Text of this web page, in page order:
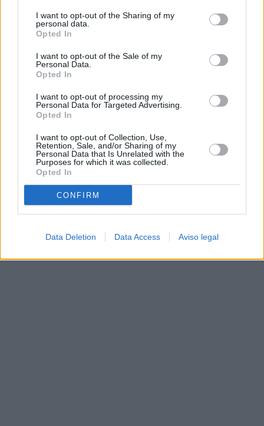
de su consentimiento, pero usted tiene el derecho de
rechazar tal procesamiento. Sus preferencias se aplicarán
cualquier momento entrando de nuevo en este sitio web o
visitando nuestra política de privacidad.
I want to opt-out of the Sharing of my
personal data.
Opted In
I want to opt-out of the Sale of my
Personal Data.
Opted In
I want to opt-out of processing my
Personal Data for Targeted Advertising.
Opted In
I want to opt-out of Collection, Use,
Retention, Sale, and/or Sharing of my
Personal Data that Is Unrelated with the
Purposes for which it was collected.
Opted In
CONFIRM
Data Deletion Data Access Aviso legal